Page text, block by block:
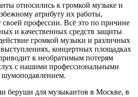
относились к громкой музыке и
атрибуту их работы,
профессии. Всё это по причине
и качественных средств защиты
громкой музыки и различных
концертных площадках
к необратимым потерям
с нашими профессиональными
беруши для музыкантов в Москве, в